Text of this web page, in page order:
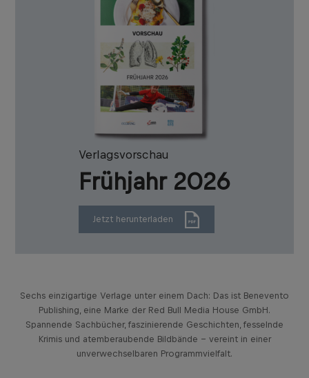
Verlagsvorschau
Frühjahr 2026
Jetzt herunterladen
Sechs einzigartige Verlage unter einem Dach: Das ist Benevento
Publishing, eine Marke der Red Bull Media House GmbH.
Spannende Sachbücher, faszinierende Geschichten, fesselnde
Krimis und atemberaubende Bildbände – vereint in einer
unverwechselbaren Programmvielfalt.